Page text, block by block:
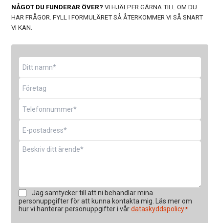
NÅGOT DU FUNDERAR ÖVER? VI HJÄLPER GÄRNA TILL OM DU
HAR FRÅGOR. FYLL I FORMULÄRET SÅ ÅTERKOMMER VI SÅ SNART
VI KAN.
Namn
Företag
Telefon
E-
post
*
Meddelande
Samtycke
*
Jag samtycker till att ni behandlar mina
personuppgifter för att kunna kontakta mig. Läs mer om
hur vi hanterar personuppgifter i vårdataskyddspolicy*